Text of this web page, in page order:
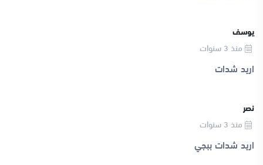
يوسف
منذ 3 سنوات
اريد شدات
نصر
منذ 3 سنوات
اريد شدات ببجي